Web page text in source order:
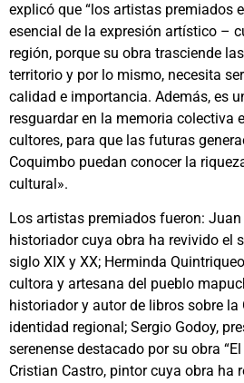
explicó que “los artistas premiados
esencial de la expresión artístico –
región, porque su obra trasciende
territorio y por lo mismo, necesita
calidad e importancia. Además, es
resguardar en la memoria colectiva
cultores, para que las futuras
Coquimbo puedan conocer la
cultural».
Los artistas premiados fueron: Juan
historiador cuya obra ha revivido el
siglo XIX y XX; Herminda
cultora y artesana del pueblo
historiador y autor de libros sobre la
identidad regional; Sergio Godoy,
serenense destacado por su obra
Cristian Castro, pintor cuya obra ha